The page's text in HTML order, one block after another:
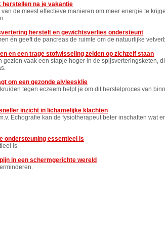
na je vakantie
de meest effectieve manieren om meer energie te
herstelt en gewichtsverlies ondersteunt
én geeft de pancreas de ruimte om de natuurlijke
en een trage stofwisseling zelden op zichzelf staan
gezien vaak een stapje hoger in de spijsverteringsketen,
om een gezonde alvleesklie
tegen eczeem helpt je om dit herstelproces van
inzicht in lichamelijke klachten
Echografie kan de fysiotherapeut beter inschatten wat
ondersteuning essentieel is
is
in een schermgerichte wereld